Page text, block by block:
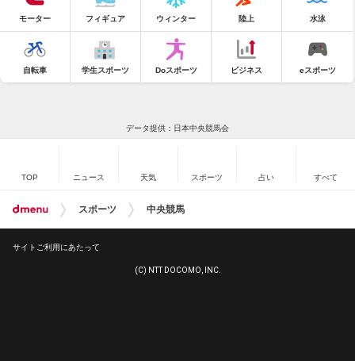
モーター フィギュア ウィンター 陸上 水泳
自転車 学生スポーツ Doスポーツ ビジネス eスポーツ
データ提供：日本中央競馬会
TOP ニュース 天気 スポーツ 占い すべて
スポーツ 中央競馬
サイトご利用にあたって
(C) NTT DOCOMO, INC.